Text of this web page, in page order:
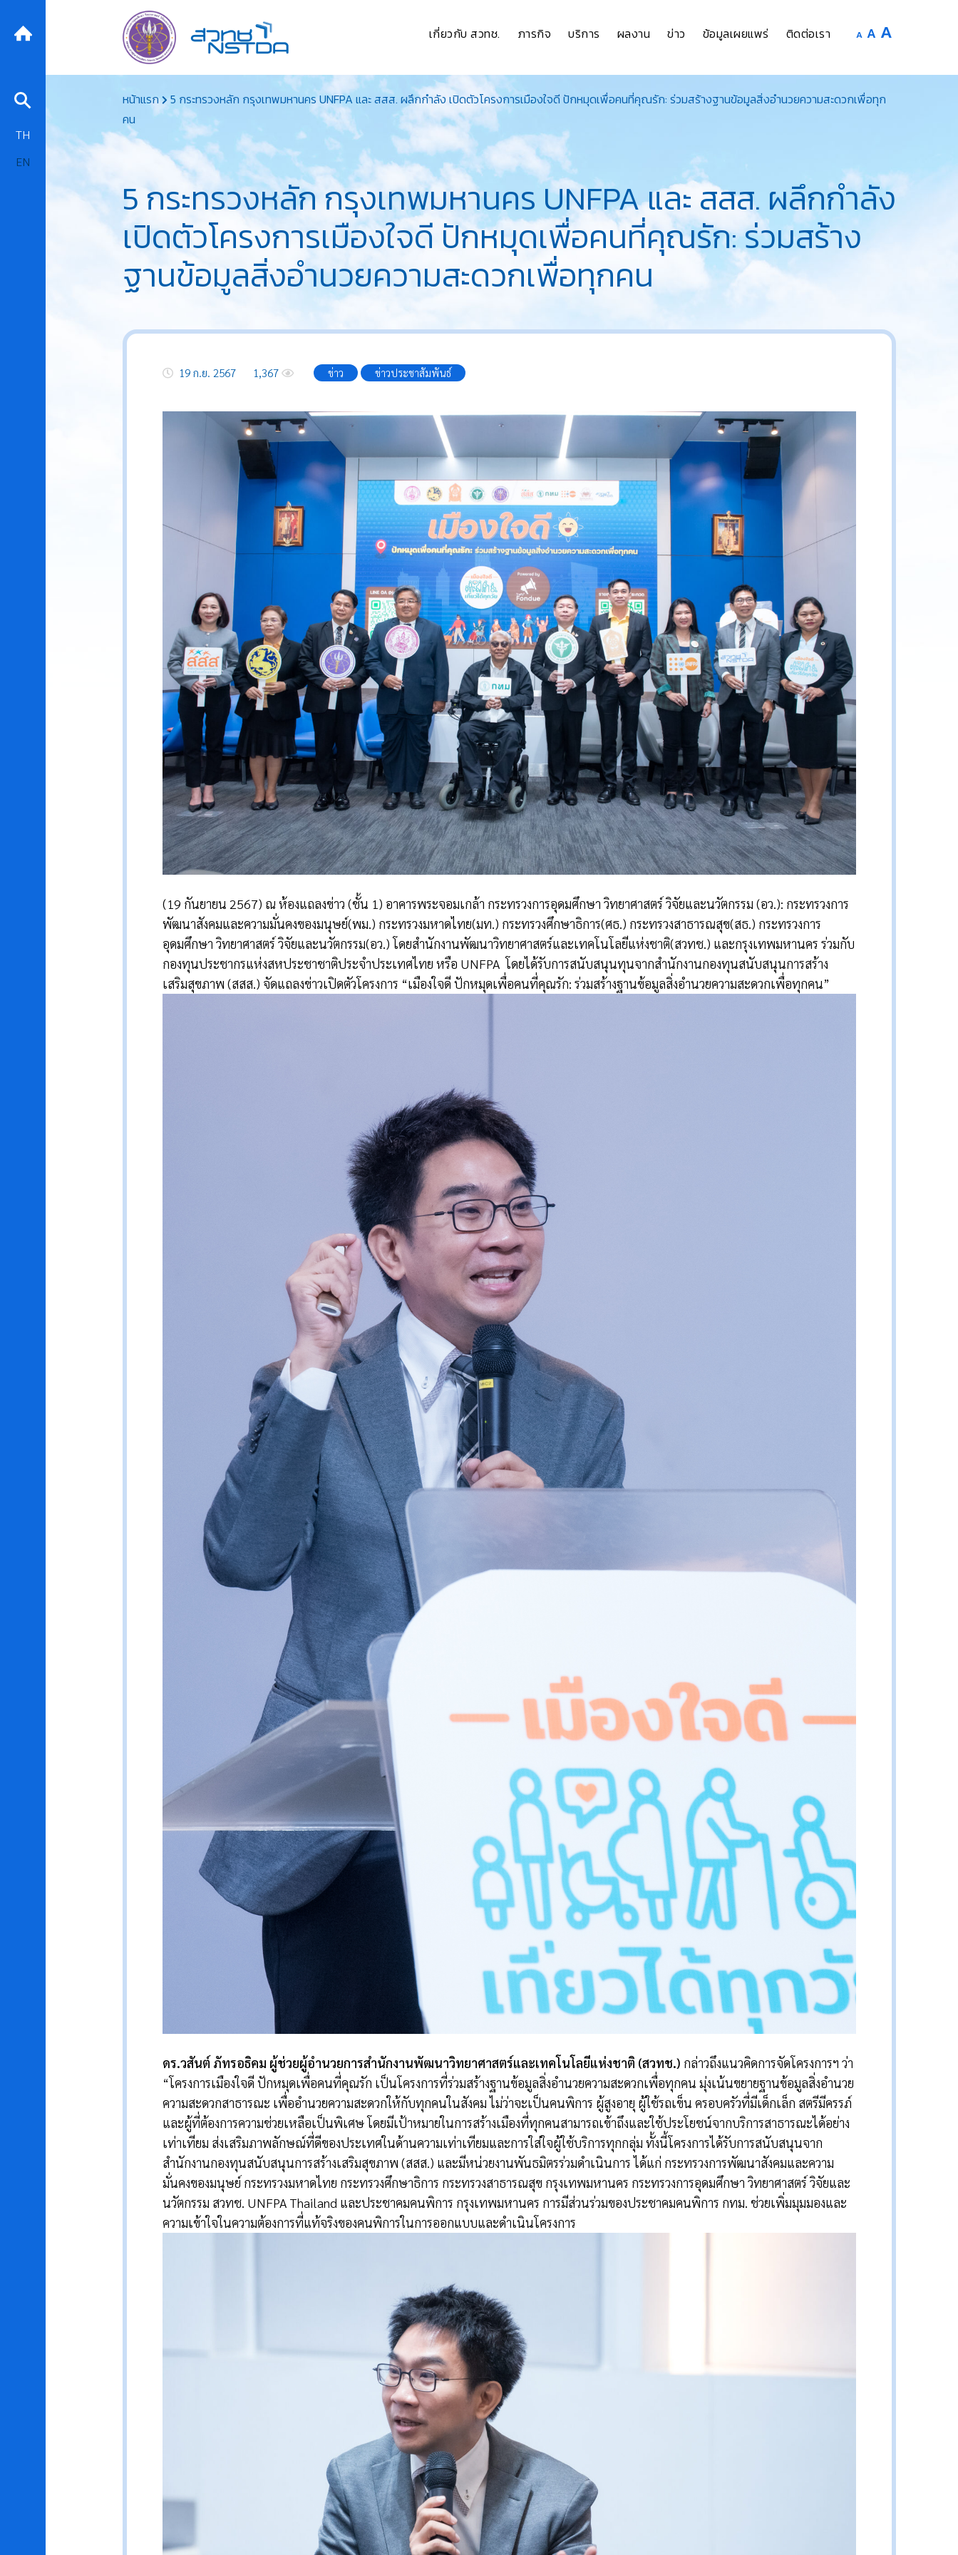
to
content
เกี่ยวกับ สวทช. ภารกิจ บริการ ผลงาน ข่าว ข้อมูลเผยแพร่ ติดต่อเรา A Decrease
A Reset
size.
A
size.
หน้าแรก
5 กระทรวงหลัก กรุงเทพมหานคร UNFPA และ สสส. ผลึกกำลัง เปิดตัวโครงการเมืองใจดี ปักหมุดเพื่อคนที่คุณรัก: ร่วมสร้างฐานข้อมูลสิ่งอำนวยความสะดวกเพื่อทุก
คน
5 กระทรวงหลัก กรุงเทพมหานคร UNFPA และ สสส. ผลึกกำลัง
เปิดตัวโครงการเมืองใจดี ปักหมุดเพื่อคนที่คุณรัก: ร่วมสร้าง
ฐานข้อมูลสิ่งอำนวยความสะดวกเพื่อทุกคน
19 ก.ย. 2567 1,367 ข่าว ข่าวประชาสัมพันธ์
(19 กันยายน 2567) ณ ห้องแถลงข่าว (ชั้น 1) อาคารพระจอมเกล้า กระทรวงการอุดมศึกษา วิทยาศาสตร์ วิจัยและนวัตกรรม (อว.): กระทรวงการ
พัฒนาสังคมและความมั่นคงของมนุษย์(พม.) กระทรวงมหาดไทย(มท.) กระทรวงศึกษาธิการ(ศธ.) กระทรวงสาธารณสุข(สธ.) กระทรวงการ
อุดมศึกษา วิทยาศาสตร์ วิจัยและนวัตกรรม(อว.) โดยสำนักงานพัฒนาวิทยาศาสตร์และเทคโนโลยีแห่งชาติ(สวทช.) และกรุงเทพมหานคร ร่วมกับ
กองทุนประชากรแห่งสหประชาชาติประจำประเทศไทย หรือ UNFPA โดยได้รับการสนับสนุนทุนจากสำนักงานกองทุนสนับสนุนการสร้าง
เสริมสุขภาพ (สสส.) จัดแถลงข่าวเปิดตัวโครงการ “เมืองใจดี ปักหมุดเพื่อคนที่คุณรัก: ร่วมสร้างฐานข้อมูลสิ่งอำนวยความสะดวกเพื่อทุกคน”
ดร.วสันต์ ภัทรอธิคม ผู้ช่วยผู้อำนวยการสำนักงานพัฒนาวิทยาศาสตร์และเทคโนโลยีแห่งชาติ (สวทช.) กล่าวถึงแนวคิดการจัดโครงการฯ ว่า
“โครงการเมืองใจดี ปักหมุดเพื่อคนที่คุณรัก เป็นโครงการที่ร่วมสร้างฐานข้อมูลสิ่งอำนวยความสะดวกเพื่อทุกคน มุ่งเน้นขยายฐานข้อมูลสิ่งอำนวย
ความสะดวกสาธารณะ เพื่ออำนวยความสะดวกให้กับทุกคนในสังคม ไม่ว่าจะเป็นคนพิการ ผู้สูงอายุ ผู้ใช้รถเข็น ครอบครัวที่มีเด็กเล็ก สตรีมีครรภ์
และผู้ที่ต้องการความช่วยเหลือเป็นพิเศษ โดยมีเป้าหมายในการสร้างเมืองที่ทุกคนสามารถเข้าถึงและใช้ประโยชน์จากบริการสาธารณะได้อย่าง
เท่าเทียม ส่งเสริมภาพลักษณ์ที่ดีของประเทศในด้านความเท่าเทียมและการใส่ใจผู้ใช้บริการทุกกลุ่ม ทั้งนี้โครงการได้รับการสนับสนุนจาก
สำนักงานกองทุนสนับสนุนการสร้างเสริมสุขภาพ (สสส.) และมีหน่วยงานพันธมิตรร่วมดำเนินการ ได้แก่ กระทรวงการพัฒนาสังคมและความ
มั่นคงของมนุษย์ กระทรวงมหาดไทย กระทรวงศึกษาธิการ กระทรวงสาธารณสุข กรุงเทพมหานคร กระทรวงการอุดมศึกษา วิทยาศาสตร์ วิจัยและ
นวัตกรรม สวทช. UNFPA Thailand และประชาคมคนพิการ กรุงเทพมหานคร การมีส่วนร่วมของประชาคมคนพิการ กทม. ช่วยเพิ่มมุมมองและ
ความเข้าใจในความต้องการที่แท้จริงของคนพิการในการออกแบบและดำเนินโครงการ
TH
EN